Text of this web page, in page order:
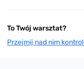
To Twój warsztat?
Przejmij nad nim